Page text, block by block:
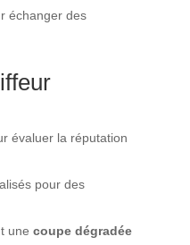
échanger des
évaluer la réputation
pour des
une coupe dégradée